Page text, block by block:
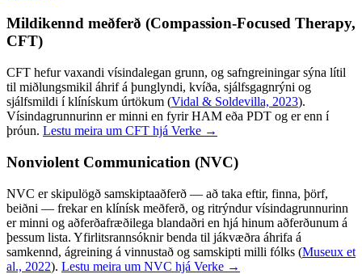
Mildikennd meðferð (Compassion-Focused Therapy,
CFT)
CFT hefur vaxandi vísindalegan grunn, og safngreiningar sýna lítil
til miðlungsmikil áhrif á þunglyndi, kvíða, sjálfsgagnrýni og
sjálfsmildi í klínískum úrtökum (Vidal & Soldevilla, 2023).
Vísindagrunnurinn er minni en fyrir HAM eða PDT og er enn í
þróun. Lestu meira um CFT hjá Verke →
Nonviolent Communication (NVC)
NVC er skipulögð samskiptaaðferð — að taka eftir, finna, þörf,
beiðni — frekar en klínísk meðferð, og ritrýndur vísindagrunnurinn
er minni og aðferðafræðilega blandaðri en hjá hinum aðferðunum á
þessum lista. Yfirlitsrannsóknir benda til jákvæðra áhrifa á
samkennd, ágreining á vinnustað og samskipti milli fólks (Museux et
al., 2022). Lestu meira um NVC hjá Verke →